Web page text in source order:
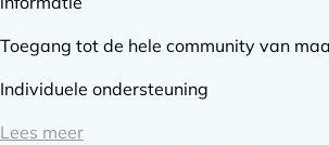
Toegang tot de hele community van
Individuele ondersteuning
Lees meer